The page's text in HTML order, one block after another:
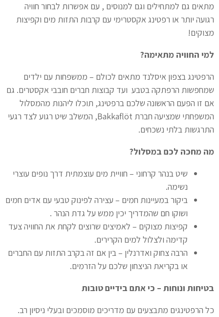
מתאים גם למתחילים וגם למנוסים ‍‍‍, עם אפשרות לבחור חוויה
רגועה יותר או רפטינג אקסטרימי עם קרבות התזות מים וקפיצות
מצוקים!
למי החוויה מתאימה?
הרפטינג בצפון איסלנד מתאים לכולם – ממשפחות עם ילדים
שמחפשות הרפתקה בטבע ‍‍‍ ועד קבוצות חברים חובבי אקסטרים. גם
אם זו הפעם הראשונה שלכם ברפטינג, תוכלו ליהנות מהמסלול
המשפחתי שמציעה חברת Bakkaflöt, המשלב שיט רגוע לצד רגעי
התרגשות בלתי נשכחים.
מה מחכה לכם במסלול?
שיט בנהר קרחוני – חוויית מים עוצמתית דרך נופים עוצרי
נשימה.
ביקור במעיינות חמים – עצירה לפינוק טבעי עם אדים חמים
ושוקו חם שהמדריך יכין ממש על גדת הנהר .
קפיצות מצוקים – לאמיצים שרוצים לקחת את החוויה צעד
קדימה ולצלול למים הקרירים.
הרבה צחוק ואדרנלין – בין אם זה בקרב התזות עם החברים
או בקריאת הניצחון שלכם על הזרמים.
בטיחות ונוחות – כי אתם בידיים טובות ️
כל הרפטינגים מתבצעים עם מדריכים מוסמכים ובעלי ניסיון רב.